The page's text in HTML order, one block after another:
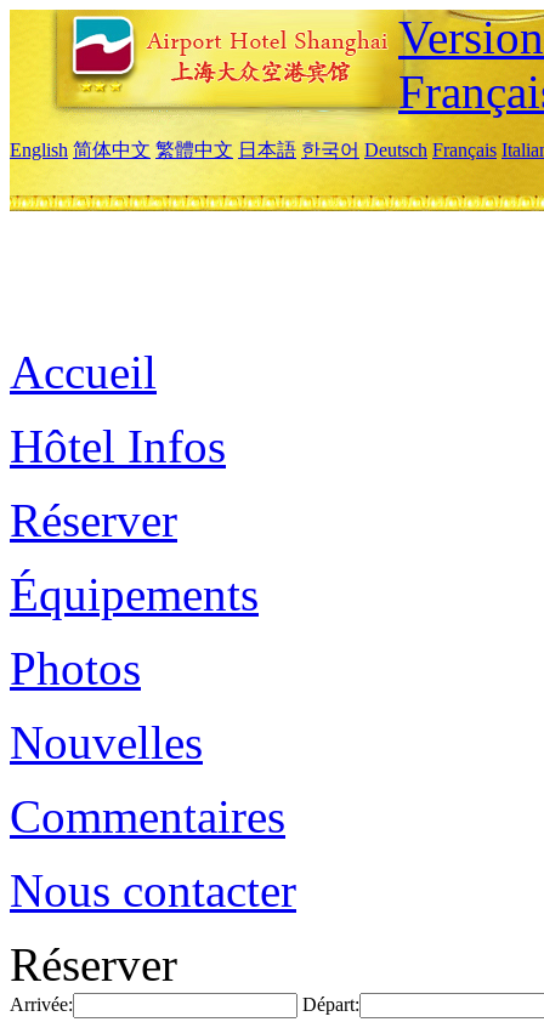
English 简体中文 繁體中文 日本語 한국어 Deutsch Français
Accueil
Hôtel Infos
Réserver
Équipements
Photos
Nouvelles
Commentaires
Nous contacter
Réserver
Arrivée: Départ: